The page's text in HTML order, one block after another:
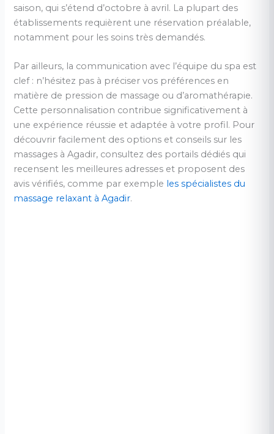
saison, qui s’étend d’octobre à avril. La plupart des
établissements requièrent une réservation préalable,
notamment pour les soins très demandés.
Par ailleurs, la communication avec l’équipe du spa est
clef : n’hésitez pas à préciser vos préférences en
matière de pression de massage ou d’aromathérapie.
Cette personnalisation contribue significativement à
une expérience réussie et adaptée à votre profil. Pour
découvrir facilement des options et conseils sur les
massages à Agadir, consultez des portails dédiés qui
recensent les meilleures adresses et proposent des
avis vérifiés, comme par exemple les spécialistes du
massage relaxant à Agadir.